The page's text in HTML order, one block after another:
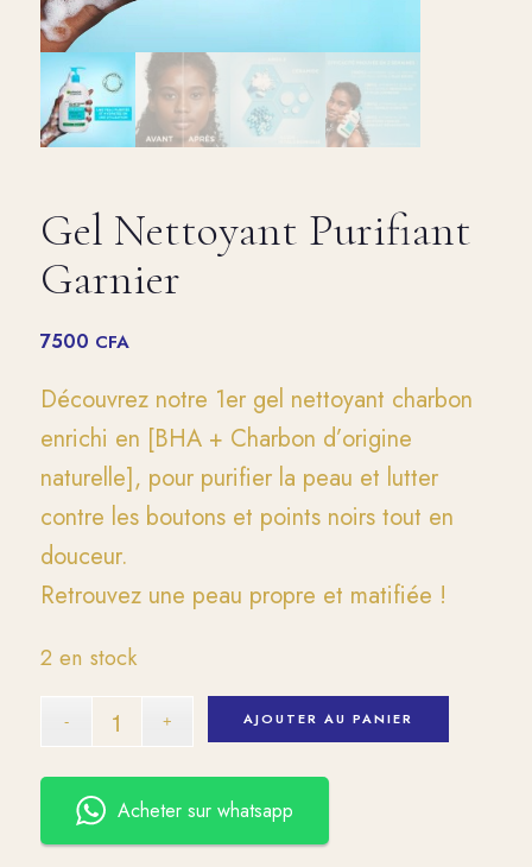
Gel Nettoyant Purifiant
Garnier
7500 CFA
Découvrez notre 1er gel nettoyant charbon
enrichi en [BHA + Charbon d’origine
naturelle], pour purifier la peau et lutter
contre les boutons et points noirs tout en
douceur.
Retrouvez une peau propre et matifiée !
2 en stock
AJOUTER AU PANIER
Acheter sur whatsapp